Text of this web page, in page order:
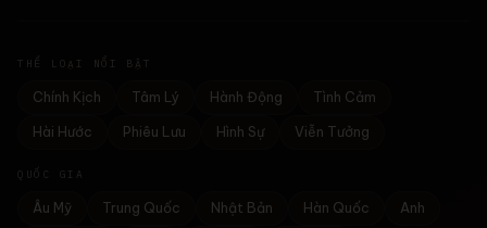
THỂ LOẠI NỔI BẬT
Chính Kịch Tâm Lý Hành Động Tình Cảm
Hài Hước Phiêu Lưu Hình Sự Viễn Tưởng
QUỐC GIA
Âu Mỹ Trung Quốc Nhật Bản Hàn Quốc Anh